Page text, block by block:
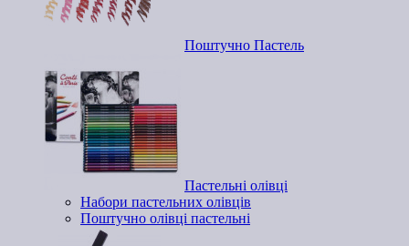
Поштучно Пастель
Пастельні олівці
Набори пастельних олівців
Поштучно олівці пастельні